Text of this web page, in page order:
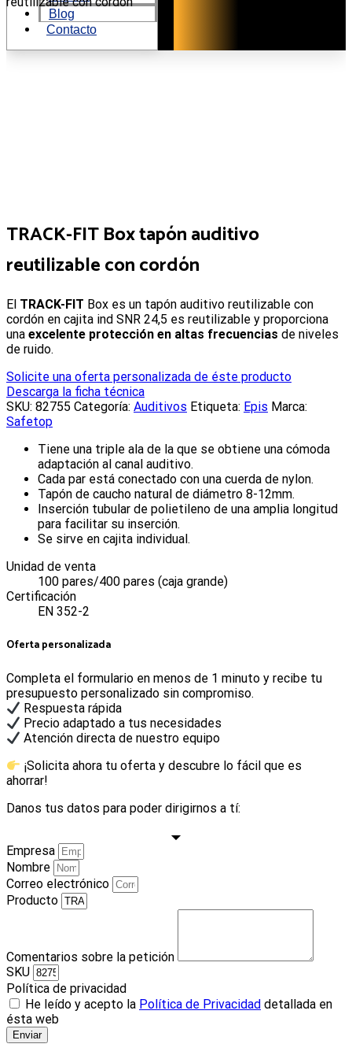
Blog
Contacto
contenido
TRACK-FIT Box tapón auditivo
reutilizable con cordón
El TRACK-FIT Box es un tapón auditivo reutilizable con
cordón en cajita ind SNR 24,5 es reutilizable y proporciona
una excelente protección en altas frecuencias de niveles
de ruido.
Solicite una oferta personalizada de éste producto
Descarga la ficha técnica
SKU: 82755 Categoría: Auditivos Etiqueta: Epis Marca:
Safetop
Tiene una triple ala de la que se obtiene una cómoda
adaptación al canal auditivo.
Cada par está conectado con una cuerda de nylon.
Tapón de caucho natural de diámetro 8-12mm.
Inserción tubular de polietileno de una amplia longitud
para facilitar su inserción.
Se sirve en cajita individual.
Unidad de venta
100 pares/400 pares (caja grande)
Certificación
EN 352-2
Oferta personalizada
Completa el formulario en menos de 1 minuto y recibe tu
presupuesto personalizado sin compromiso.
Respuesta rápida
Precio adaptado a tus necesidades
Atención directa de nuestro equipo
¡Solicita ahora tu oferta y descubre lo fácil que es
ahorrar!
Danos tus datos para poder dirigirnos a tí:
Empresa
Nombre
Correo electrónico
Producto
Comentarios sobre la petición
SKU
Política de privacidad
He leído y acepto la Política de Privacidad detallada en
ésta web
Enviar